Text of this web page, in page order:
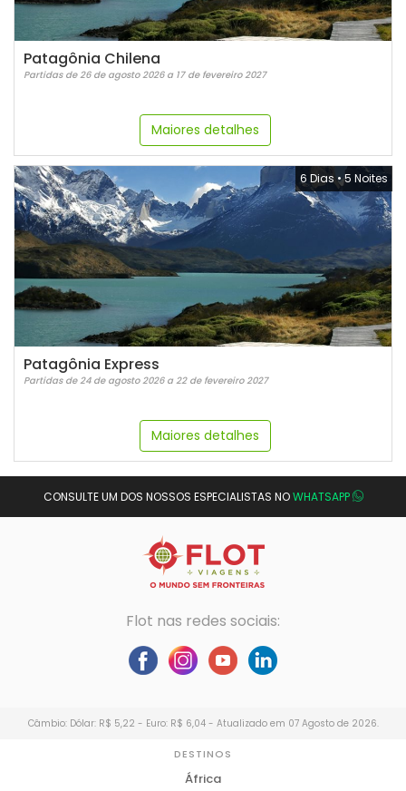
Patagônia Chilena
Partidas de 26 de agosto 2026 a 17 de fevereiro 2027
Maiores detalhes
6 Dias •5 Noites
Patagônia Express
Partidas de 24 de agosto 2026 a 22 de fevereiro 2027
Maiores detalhes
CONSULTE UM DOS NOSSOS ESPECIALISTAS NOWHATSAPP
Flot nas redes sociais:
Câmbio: Dólar: R$ 5,22 - Euro: R$ 6,04 - Atualizado em 07 Agosto de 2026.
DESTINOS
África